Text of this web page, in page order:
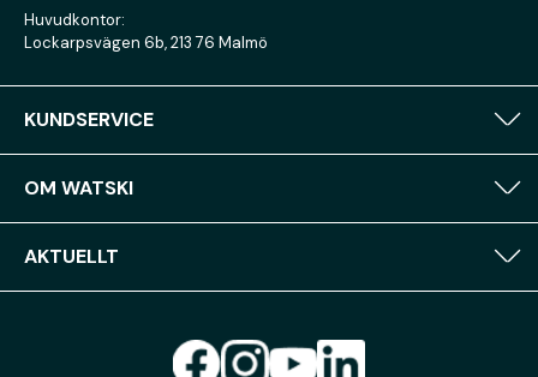
Huvudkontor:
Lockarpsvägen 6b, 213 76 Malmö
KUNDSERVICE
OM WATSKI
AKTUELLT